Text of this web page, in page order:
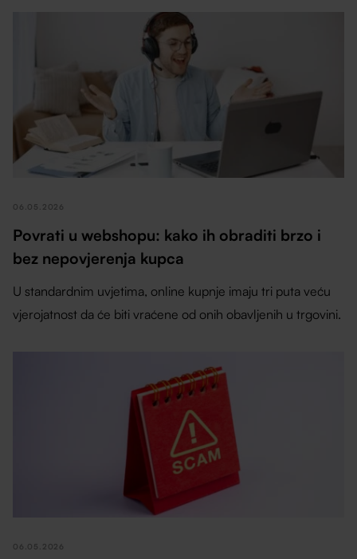
06.05.2026
Povrati u webshopu: kako ih obraditi brzo i
bez nepovjerenja kupca
U standardnim uvjetima, online kupnje imaju tri puta veću
vjerojatnost da će biti vraćene od onih obavljenih u trgovini.
06.05.2026